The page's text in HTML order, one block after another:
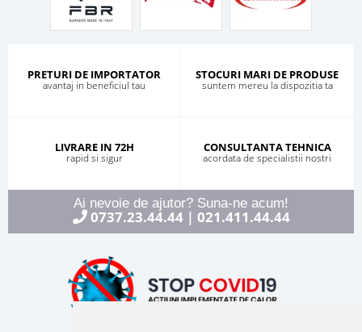
PRETURI DE IMPORTATOR
avantaj in beneficiul tau
STOCURI MARI DE PRODUSE
suntem mereu la dispozitia ta
LIVRARE IN 72H
rapid si sigur
CONSULTANTA TEHNICA
acordata de specialistii nostri
Ai nevoie de ajutor? Suna-ne acum!
0737.23.44.44| 021.411.44.44